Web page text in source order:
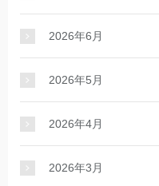
2026年6月
2026年5月
2026年4月
2026年3月